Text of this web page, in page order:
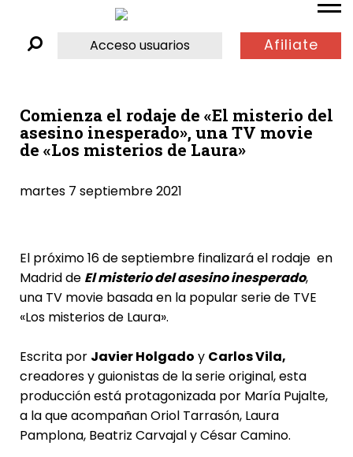
Acceso usuarios Afiliate
Comienza el rodaje de «El misterio del
asesino inesperado», una TV movie
de «Los misterios de Laura»
martes 7 septiembre 2021
El próximo 16 de septiembre finalizará el rodaje en
Madrid de El misterio del asesino inesperado,
una TV movie basada en la popular serie de TVE
«Los misterios de Laura».
Escrita por Javier Holgado y Carlos Vila,
creadores y guionistas de la serie original, esta
producción está protagonizada por María Pujalte,
a la que acompañan Oriol Tarrasón, Laura
Pamplona, Beatriz Carvajal y César Camino.